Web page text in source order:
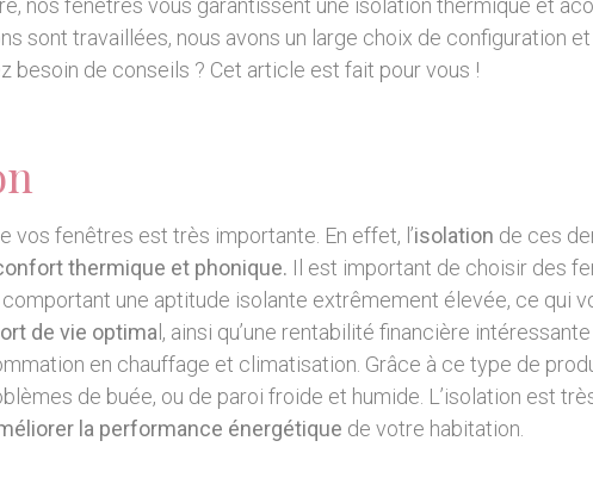
nos fenêtres vous garantissent une isolation thermique et
sont travaillées, nous avons un large choix de configuration
besoin de conseils ? Cet article est fait pour vous !
vos fenêtres est très importante. En effet, l’isolation de ces
thermique et phonique. Il est important de choisir des
une aptitude isolante extrêmement élevée, ce qui
de vie optima l, ainsi qu’une rentabilité financière
en chauffage et climatisation. Grâce à ce type de
de buée, ou de paroi froide et humide. L’isolation est
la performance énergétique de votre habitation.